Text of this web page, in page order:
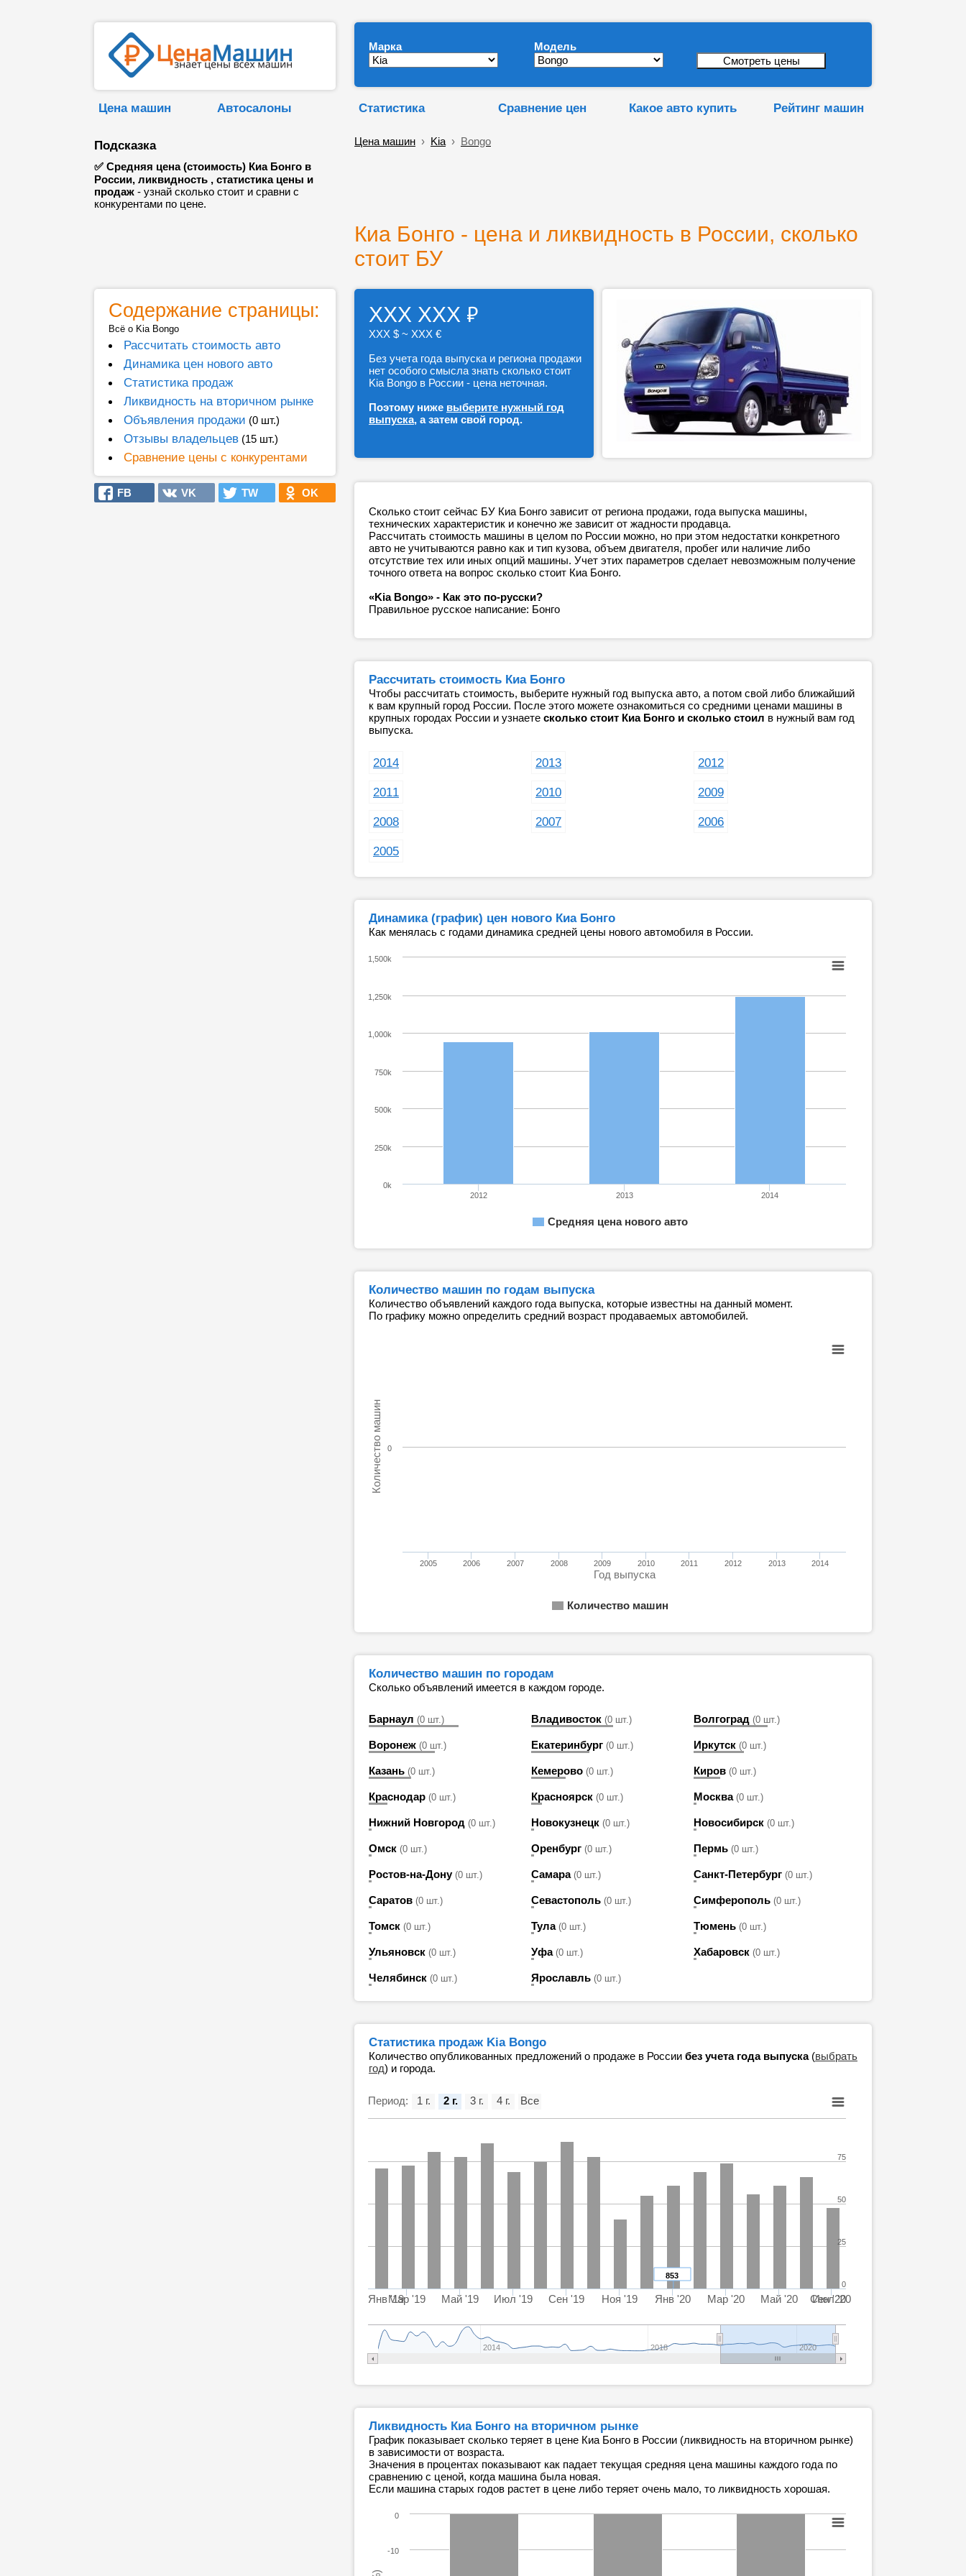
Марка Модель
Цена машин Автосалоны Статистика Сравнение цен Какое авто купить Рейтинг машин
Подсказка
✅ Средняя цена (стоимость) Киа Бонго в
России, ликвидность , статистика цены и
продаж - узнай сколько стоит и сравни с
конкурентами по цене.
Цена машин › Kia › Bongo
Киа Бонго - цена и ликвидность в России, сколько
стоит БУ
Содержание страницы:
Всё о Kia Bongo
Рассчитать стоимость авто
Динамика цен нового авто
Статистика продаж
Ликвидность на вторичном рынке
Объявления продажи (0 шт.)
Отзывы владельцев (15 шт.)
Сравнение цены с конкурентами
FB VK TW OK
ХХХ ХХХ ₽
ХХХ $ ~ ХХХ €
Без учета года выпуска и региона продажи
нет особого смысла знать сколько стоит
Kia Bongo в России - цена неточная.
Поэтому ниже выберите нужный год
выпуска, а затем свой город.
Сколько стоит сейчас БУ Киа Бонго зависит от региона продажи, года выпуска машины,
технических характеристик и конечно же зависит от жадности продавца.
Рассчитать стоимость машины в целом по России можно, но при этом недостатки конкретного
авто не учитываются равно как и тип кузова, объем двигателя, пробег или наличие либо
отсутствие тех или иных опций машины. Учет этих параметров сделает невозможным получение
точного ответа на вопрос сколько стоит Киа Бонго.
«Kia Bongo» - Как это по-русски?
Правильное русское написание: Бонго
Рассчитать стоимость Киа Бонго
Чтобы рассчитать стоимость, выберите нужный год выпуска авто, а потом свой либо ближайший
к вам крупный город России. После этого можете ознакомиться со средними ценами машины в
крупных городах России и узнаете сколько стоит Киа Бонго и сколько стоил в нужный вам год
выпуска.
2014 2013 2012
2011 2010 2009
2008 2007 2006
2005
Динамика (график) цен нового Киа Бонго
Как менялась с годами динамика средней цены нового автомобиля в России.
Средняя цена нового авто
2012 2013 2014
0k
250k
500k
750k
1,000k
1,250k
1,500k
Количество машин по годам выпуска
Количество объявлений каждого года выпуска, которые известны на данный момент.
По графику можно определить средний возраст продаваемых автомобилей.
Год выпуска
Количество машин
Количество машин
2005 2006 2007 2008 2009 2010 2011 2012 2013 2014
0
Количество машин по городам
Сколько объявлений имеется в каждом городе.
Барнаул (0 шт.) Владивосток (0 шт.) Волгоград (0 шт.)
Воронеж (0 шт.) Екатеринбург (0 шт.) Иркутск (0 шт.)
Казань (0 шт.) Кемерово (0 шт.) Киров (0 шт.)
Краснодар (0 шт.) Красноярск (0 шт.) Москва (0 шт.)
Нижний Новгород (0 шт.) Новокузнецк (0 шт.) Новосибирск (0 шт.)
Омск (0 шт.) Оренбург (0 шт.) Пермь (0 шт.)
Ростов-на-Дону (0 шт.) Самара (0 шт.) Санкт-Петербург (0 шт.)
Саратов (0 шт.) Севастополь (0 шт.) Симферополь (0 шт.)
Томск (0 шт.) Тула (0 шт.) Тюмень (0 шт.)
Ульяновск (0 шт.) Уфа (0 шт.) Хабаровск (0 шт.)
Челябинск (0 шт.) Ярославль (0 шт.)
Статистика продаж Kia Bongo
Количество опубликованных предложений о продаже в России без учета года выпуска(выбрать
год) и города.
Период:
853
Янв '19Мар '19 Май '19 Июл '19 Сен '19 Ноя '19 Янв '20 Мар '20 Май '20 Июл '20
Сен '20
2014 2018 2020
0
25
50
75
1 г. 2 г. 3 г. 4 г. Все
Ликвидность Киа Бонго на вторичном рынке
График показывает сколько теряет в цене Киа Бонго в России (ликвидность на вторичном рынке)
в зависимости от возраста.
Значения в процентах показывают как падает текущая средняя цена машины каждого года по
сравнению с ценой, когда машина была новая.
Если машина старых годов растет в цене либо теряет очень мало, то ликвидность хорошая.
-10
0